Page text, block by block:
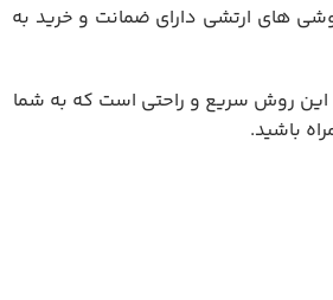
های ارتشی دارای ضمانت و خرید به
این روش سریع و راحتی است که به شما
باشید.